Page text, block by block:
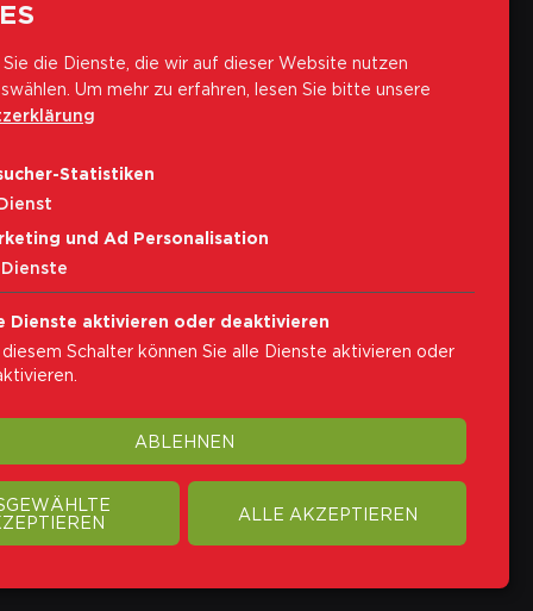
E-Mail-Adresse
Ich akzeptiere diePrivacybestimmungen
Policy Transparenz Cookie-Einstellungen ändern
die Dienste, die wir auf dieser Website nutzen
Um mehr zu erfahren, lesen Sie bitte unsere
Statistiken
und Ad Personalisation
Dienste
Dienste aktivieren oder deaktivieren
Schalter können Sie alle Dienste aktivieren oder
ABLEHNEN
ALLE AKZEPTIEREN